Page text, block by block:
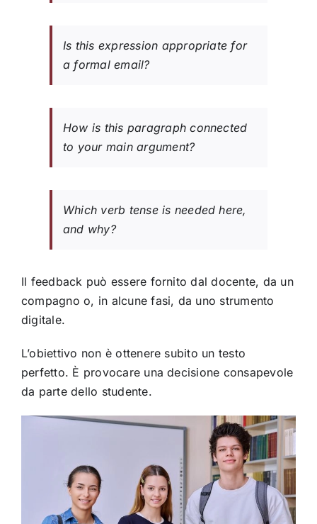
Is this expression appropriate for
a formal email?
How is this paragraph connected
to your main argument?
Which verb tense is needed here,
and why?
Il feedback può essere fornito dal docente, da un
compagno o, in alcune fasi, da uno strumento
digitale.
L’obiettivo non è ottenere subito un testo
perfetto. È provocare una decisione consapevole
da parte dello studente.